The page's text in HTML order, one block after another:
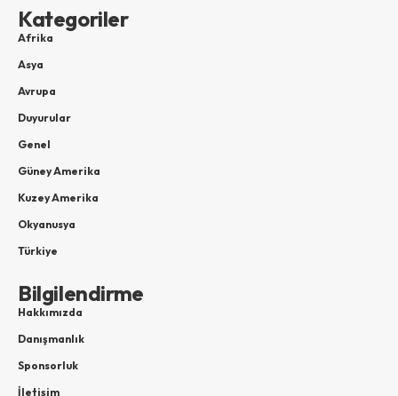
Kategoriler
Afrika
Asya
Avrupa
Duyurular
Genel
Güney Amerika
Kuzey Amerika
Okyanusya
Türkiye
Bilgilendirme
Hakkımızda
Danışmanlık
Sponsorluk
İletişim